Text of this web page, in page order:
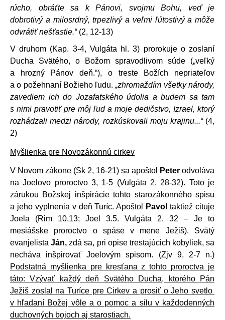
rúcho, obráťte sa k Pánovi, svojmu Bohu, veď je
dobrotivý a milosrdný, trpezlivý a veľmi ľútostivý a môže
odvrátiť nešťastie.“ (2, 12-13)
V druhom (Kap. 3-4, Vulgáta hl. 3) prorokuje o zoslaní
Ducha Svätého, o Božom spravodlivom súde („veľký
a hrozný Pánov deň.“), o treste Božích nepriateľov
a o požehnaní Božieho ľudu.„zhromaždím všetky národy,
zavediem ich do Jozafatského údolia a budem sa tam
s nimi pravotiť pre môj ľud a moje dedičstvo, Izrael, ktorý
rozhádzali medzi národy, rozkúskovali moju krajinu...“(4,
2)
Myšlienka pre Novozákonnú cirkev
V Novom zákone (Sk 2, 16-21) sa apoštol Peter odvoláva
na Joelovo proroctvo 3, 1-5 (Vulgáta 2, 28-32). Toto je
zárukou Božskej inšpirácie tohto starozákonného spisu
a jeho vyplnenia v deň Turíc. Apoštol
Pavoltaktiež cituje
Joela (Rim 10,13; Joel 3.5. Vulgáta 2, 32 – Je to
mesiášske proroctvo o spáse v mene Ježiš). Svätý
evanjelistaJán, zdá sa, pri opise trestajúcich kobyliek, sa
necháva inšpirovať Joelovým spisom. (Zjv 9, 2-7 n.)
Podstatná myšlienka pre kresťana z tohto proroctva je
táto: Vzývať každý deň Svätého Ducha, ktorého Pán
Ježiš zoslal na Turíce pre Cirkev a prosiť o Jeho svetlo
v hľadaní Božej vôle a o pomoc a silu v každodenných
duchovných bojoch aj starostiach.